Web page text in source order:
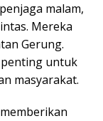
malam,
Mereka
Gerung.
untuk
masyarakat.